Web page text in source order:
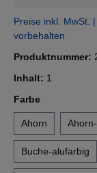
Preise inkl. MwSt.
vorbehalten
Produktnummer:
Inhalt: 1
Farbeauswählen
Ahorn
Buche-alufarbig